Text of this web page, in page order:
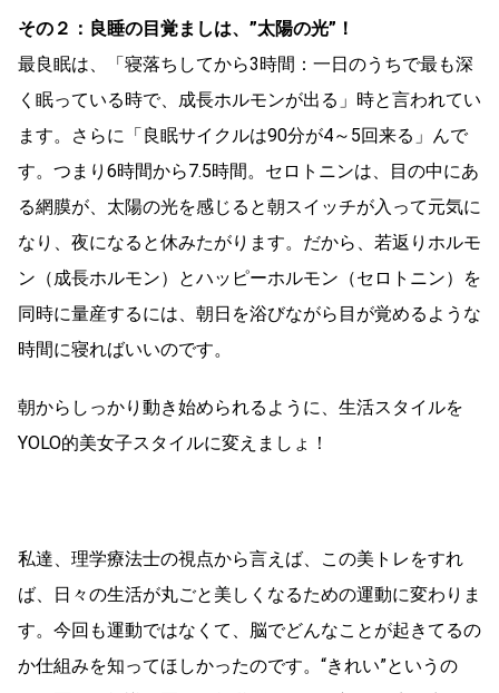
その２：良睡の目覚ましは、”太陽の光”！
最良眠は、「寝落ちしてから3時間：一日のうちで最も深
く眠っている時で、成長ホルモンが出る」時と言われてい
ます。さらに「良眠サイクルは90分が4～5回来る」んで
す。つまり6時間から7.5時間。セロトニンは、目の中にあ
る網膜が、太陽の光を感じると朝スイッチが入って元気に
なり、夜になると休みたがります。だから、若返りホルモ
ン（成長ホルモン）とハッピーホルモン（セロトニン）を
同時に量産するには、朝日を浴びながら目が覚めるような
時間に寝ればいいのです。
朝からしっかり動き始められるように、生活スタイルを
YOLO的美女子スタイルに変えましょ！
私達、理学療法士の視点から言えば、この美トレをすれ
ば、日々の生活が丸ごと美しくなるための運動に変わりま
す。今回も運動ではなくて、脳でどんなことが起きてるの
か仕組みを知ってほしかったのです。“きれい”というの